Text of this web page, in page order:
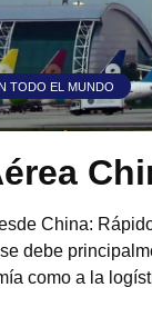
TODO EL MUNDO
China:
debe
como a la